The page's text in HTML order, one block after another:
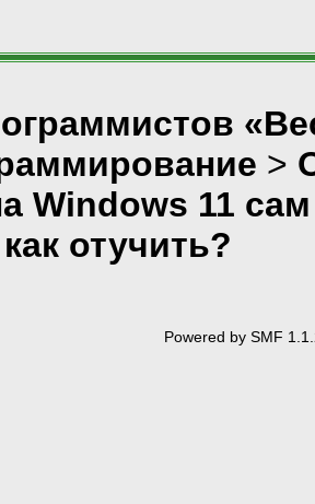
>
Windows 11
отучить?
Powered by SMF